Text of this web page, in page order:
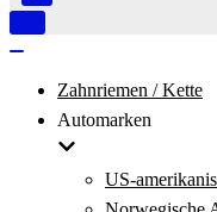
Navigation
Zahnriemen / Kette
Automarken
US-